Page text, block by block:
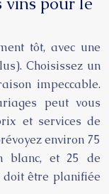
tôt, avec une
Choisissez un
impeccable.
peut vous
et services de
environ 75
blanc, et 25 de
doit être planifiée